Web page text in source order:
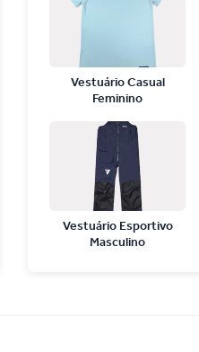
Vestuário Casual
Feminino
Vestuário Esportivo
Masculino